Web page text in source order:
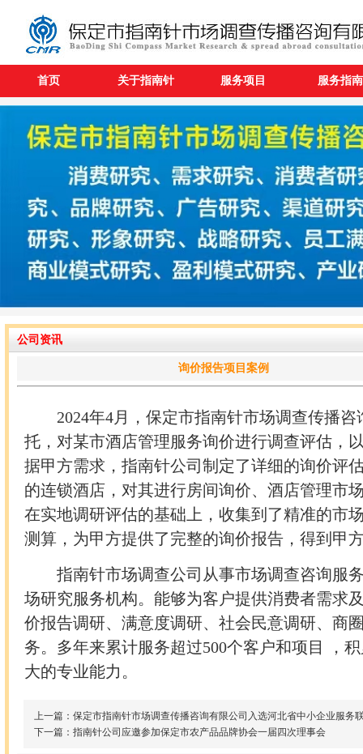
首页 关于指南针 服务项目 服务指南
公司资讯
询价报告项目案例
2024年4月，保定市指南针市场调查传播
托，对某市酒店管理服务询价进行调查评估，
据甲方需求，指南针公司制定了详细的询价评
的连锁酒店，对其进行房间询价、酒店管理市
在实地调研评估的基础上，收集到了精准的市
测算，为甲方提供了完整的询价报告，得到甲
指南针市场调查公司从事市场调查咨询服
场研究服务机构。能够为客户提供消费者需求
价报告调研、满意度调研、社会民意调研、商
务。多年来累计服务超过500个客户和项目 ，
大的专业能力。
上一篇：保定市指南针市场调查传播咨询有限公司入选河北省中小企业服务
下一篇：指南针公司应邀参加保定市农产品品牌协会一届四次理事会